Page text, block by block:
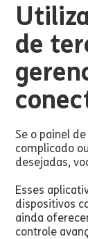
de
Se o painel
complicado
desejadas,
Esses
dispositivos
ainda
controle